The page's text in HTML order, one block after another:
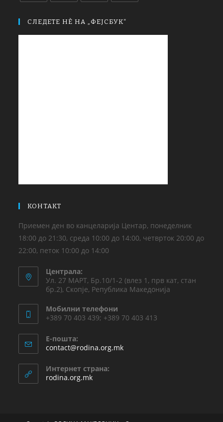
СЛЕДЕТЕ НЀ НА „ФЕЈСБУК“
КОНТАКТ
Приемен ден во канцеларија Центар, понеделник
18:00 до 21:30, среда 10:00 до 14:00, четврток 20:00 до
22:00, петок 10:00 до 14:00
Централа:
Ул. 27 МАРТ, Бр.10/1-2 (влез 1, прв кат, стан
бр.2), Скопје, Република Македонија
Мобилни телефони
+389 70 403 439; +389 70 403 413
Е-пошта:
contact@rodina.org.mk
Интернет страна:
rodina.org.mk